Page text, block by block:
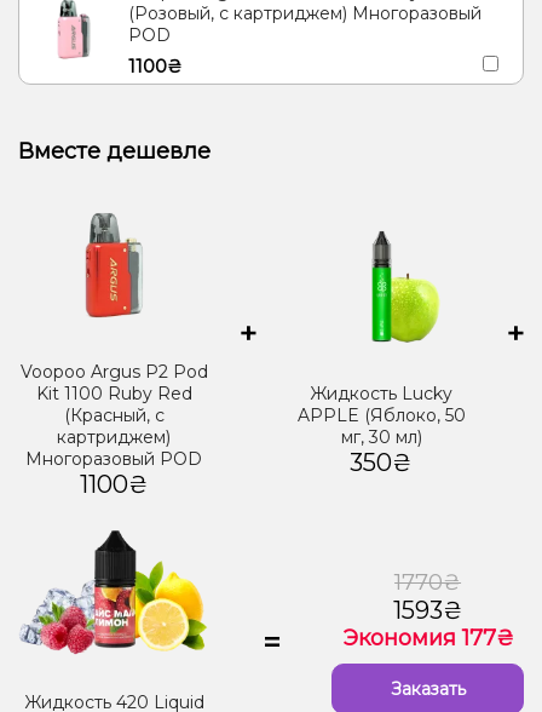
(Розовый, с картриджем) Многоразовый
POD
1100₴
Вместе дешевле
Voopoo Argus P2 Pod
Kit 1100 Ruby Red
(Красный, с
картриджем)
Многоразовый POD
1100₴
+
Жидкость Lucky
APPLE (Яблоко, 50
мг, 30 мл)
350₴
+
Жидкость 420 Liquid
=
1770₴
1593₴
Экономия 177₴
Заказать